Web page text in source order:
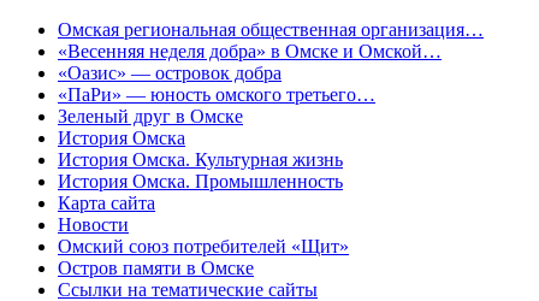
Омская региональная общественная организация…
«Весенняя неделя добра» в Омске и Омской…
«Оазис» — островок добра
«ПаРи» — юность омского третьего…
Зеленый друг в Омске
История Омска
История Омска. Культурная жизнь
История Омска. Промышленность
Карта сайта
Новости
Омский союз потребителей «Щит»
Остров памяти в Омске
Ссылки на тематические сайты